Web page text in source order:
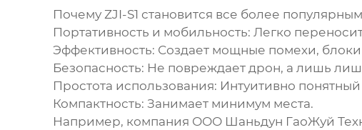
Почему ZJI-S1 становится все более
Портативность и мобильность: Легко
Эффективность: Создает мощные помехи,
Безопасность: Не повреждает дрон, а лишь
Простота использования: Интуитивно
Компактность: Занимает минимум места.
Например, компания ООО Шаньдун ГаоЖуй